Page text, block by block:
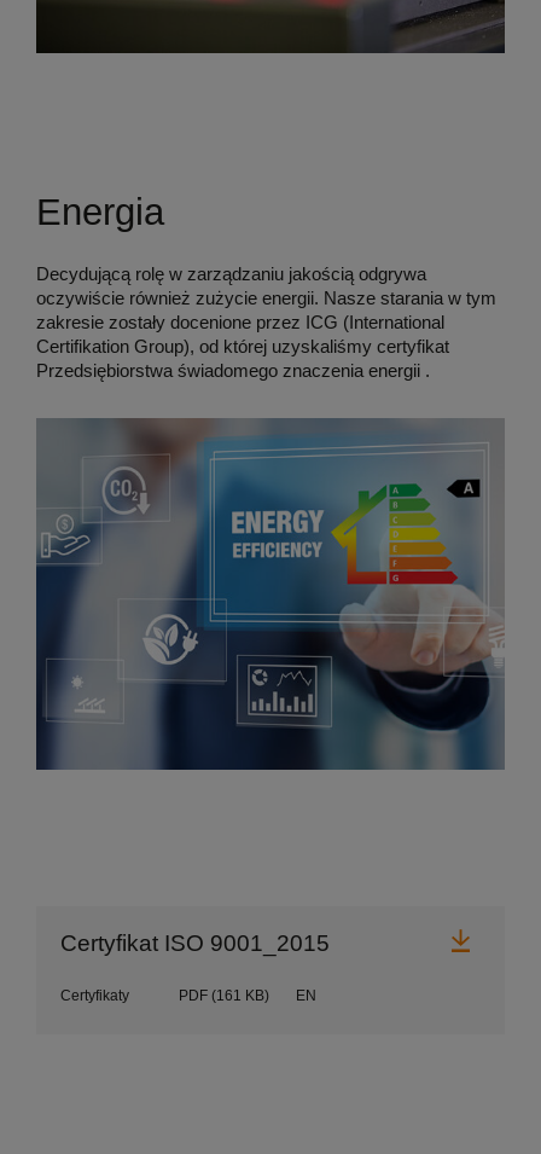
Energia
Decydującą rolę w zarządzaniu jakością odgrywa
oczywiście również zużycie energii. Nasze starania w tym
zakresie zostały docenione przez ICG (International
Certifikation Group), od której uzyskaliśmy certyfikat
Przedsiębiorstwa świadomego znaczenia energii .
Certyfikat ISO 9001_2015
Certyfikaty PDF (161 KB) EN